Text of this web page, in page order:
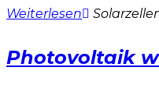
Weiterlesen
Photovoltaik